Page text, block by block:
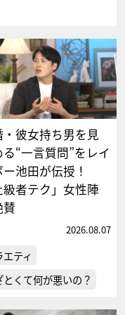
・彼女持ち男を見
“一言質問”をレイ
ー池田が伝授！
級者テク」女性陣
賛
2026.08.07
エティ
とくて何が悪いの？